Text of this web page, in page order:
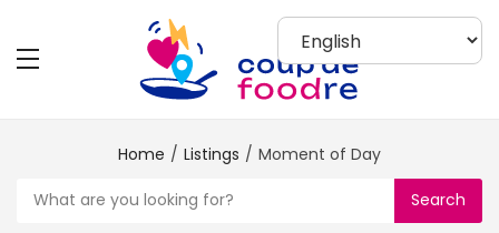
Home Listings Moment of Day
Search